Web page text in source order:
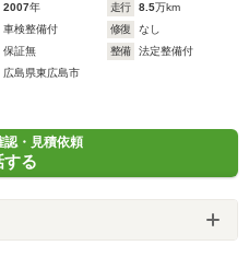
2007年 走行 8.5万km
車検整備付 修復
なし
保証無 整備
法定整備付
広島県東広島市
認・見積依頼
する